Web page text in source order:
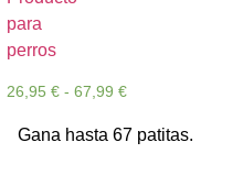
26,95 € - 67,99 €
Gana hasta 67 patitas.